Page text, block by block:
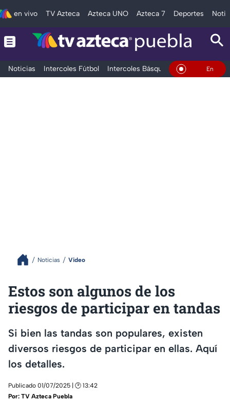
en vivo TV Azteca Azteca UNO Azteca 7 Deportes
Noticias Intercoles Fútbol Intercoles Básquetbol Deportes
En Vivo
Noticias Video
Estos son algunos de los
riesgos de participar en tandas
Si bien las tandas son populares, existen
diversos riesgos de participar en ellas. Aquí
los detalles.
Publicado 01/07/2025 | 🕑 13:42
Por: TV Azteca Puebla